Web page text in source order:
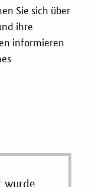
Sie sich über
ihre
informieren
wurde